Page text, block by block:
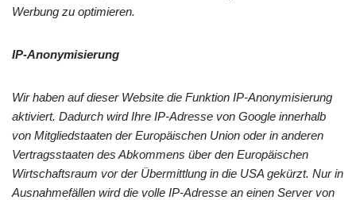
Werbung zu optimieren.
IP-Anonymisierung
Wir haben auf dieser Website die Funktion IP-Anonymisierung
aktiviert. Dadurch wird Ihre IP-Adresse von Google innerhalb
von Mitgliedstaaten der Europäischen Union oder in anderen
Vertragsstaaten des Abkommens über den Europäischen
Wirtschaftsraum vor der Übermittlung in die USA gekürzt. Nur in
Ausnahmefällen wird die volle IP-Adresse an einen Server von